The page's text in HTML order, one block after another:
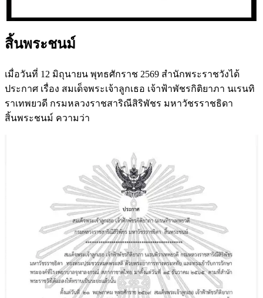
สิ้นพระชนม์
เมื่อวันที่ 12 มิถุนายน พุทธศักราช 2569 สำนักพระราชวังได้
ประกาศ เรื่อง สมเด็จพระเจ้าลูกเธอ เจ้าฟ้าพัชรกิติยาภา นเรนทิ
ราเทพยวดี กรมหลวงราชสาริณีสิริพัชร มหาวัชรราชธิดา
สิ้นพระชนม์ ความว่า